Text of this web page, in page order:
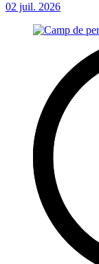
02 juil. 2026